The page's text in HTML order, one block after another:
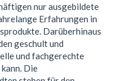
nur ausgebildete
Erfahrungen in
Darüberhinaus
geschult und
und fachgerechte
Die